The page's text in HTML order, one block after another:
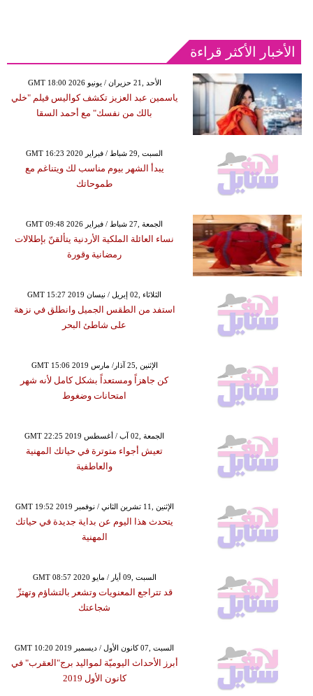
الأخبار الأكثر قراءة
GMT 18:00 2026 الأحد ,21 حزيران / يونيو
ياسمين عبد العزيز تكشف كواليس فيلم "خلي
بالك من نفسك" مع أحمد السقا
GMT 16:23 2020 السبت ,29 شباط / فبراير
يبدأ الشهر بيوم مناسب لك ويتناغم مع
طموحاتك
GMT 09:48 2026 الجمعة ,27 شباط / فبراير
نساء العائلة الملكية الأردنية يتألقنّ بإطلالات
رمضانية وقورة
GMT 15:27 2019 الثلاثاء ,02 إبريل / نيسان
استفد من الطقس الجميل وانطلق في نزهة
على شاطئ البحر
GMT 15:06 2019 الإثنين ,25 آذار/ مارس
كن جاهزاً ومستعداً بشكل كامل لأنه شهر
امتحانات وضغوط
GMT 22:25 2019 الجمعة ,02 آب / أغسطس
تعيش أجواء متوترة في حياتك المهنية
والعاطفية
GMT 19:52 2019 الإثنين ,11 تشرين الثاني / نوفمبر
يتحدث هذا اليوم عن بداية جديدة في حياتك
المهنية
GMT 08:57 2020 السبت ,09 أيار / مايو
قد تتراجع المعنويات وتشعر بالتشاؤم وتهتزّ
شجاعتك
GMT 10:20 2019 السبت ,07 كانون الأول / ديسمبر
أبرز الأحداث اليوميّة لمواليد برج"العقرب" في
كانون الأول 2019